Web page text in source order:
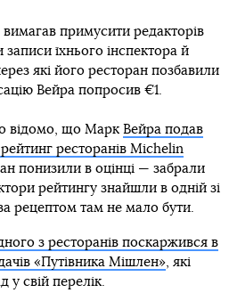
примусити редакторів
записи їхнього інспектора й
які його ресторан позбавили
Вейра попросив €1.
відомо, що Марк Вейра подав
ресторанів Michelin
понизили в оцінці — забрали
рейтингу знайшли в одній зі
рецептом там не мало бути.
з ресторанів поскаржився в
«Путівника Мішлен», які
у свій перелік.